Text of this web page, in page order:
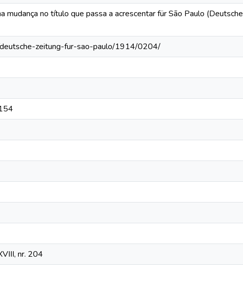
no título que passa a acrescentar für São Paulo (Deutsche
zeitung-fur-sao-paulo/1914/0204/
nr. 204